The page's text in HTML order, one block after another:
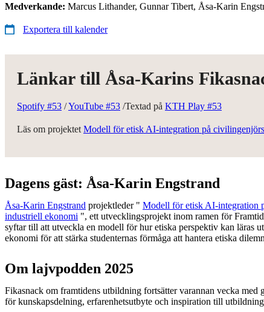
Medverkande: Marcus Lithander, Gunnar Tibert, Åsa-Karin
Exportera till kalender
Länkar till Åsa-Karins
Spotify #53 /YouTube #53 /Textad på KTH Play #53
Läs om projektet Modell för etisk AI-integration på
Dagens gäst: Åsa-Karin Engstrand
Åsa-Karin Engstrand projektleder " Modell för etisk AI-integration
industriell ekonomi ", ett utvecklingsprojekt inom ramen för
syftar till att utveckla en modell för hur etiska perspektiv kan läras
ekonomi för att stärka studenternas förmåga att hantera etiska
Om lajvpodden 2025
Fikasnack om framtidens utbildning fortsätter varannan vecka med
för kunskapsdelning, erfarenhetsutbyte och inspiration till